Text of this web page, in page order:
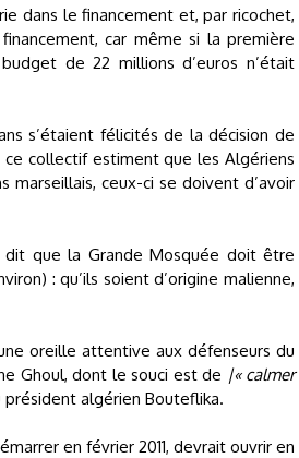
dans le financement et, par ricochet,
car même si la première
de 22 millions d’euros n’était
s’étaient félicités de la décision de
collectif estiment que les Algériens
marseillais, ceux-ci se doivent d’avoir
dit que la Grande Mosquée doit être
: qu’ils soient d’origine malienne,
oreille attentive aux défenseurs du
Ghoul, dont le souci est de |« calmer
algérien Bouteflika.
en février 2011, devrait ouvrir en